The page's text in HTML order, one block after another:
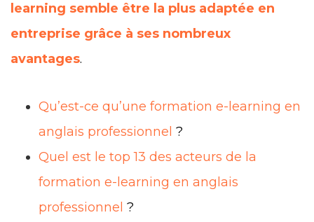
learning semble être la plus adaptée en
entreprise grâce à ses nombreux
avantages.
Qu’est-ce qu’une formation e-learning en
anglais professionnel ?
Quel est le top 13 des acteurs de la
formation e-learning en anglais
professionnel ?